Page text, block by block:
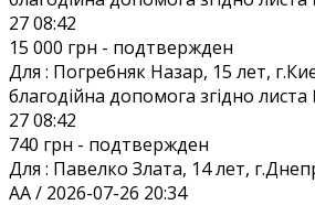
27 08:42
15 000 грн - подтвержден
Для : Погребняк Назар, 15 лет,
благодійна допомога згідно
27 08:42
740 грн - подтвержден
Для : Павелко Злата, 14 лет,
AA / 2026-07-26 20:34